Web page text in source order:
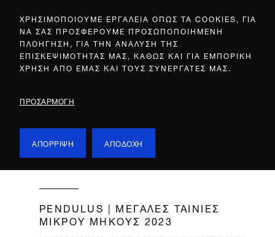
ΧΡΗΣΙΜΟΠΟΙΟΥΜΕ ΕΡΓΑΛΕΙΑ ΟΠΩΣ ΤΑ COOKIES, ΓΙΑ
ΝΑ ΣΑΣ ΠΡΟΣΦΕΡΟΥΜΕ ΠΡΟΣΩΠΟΠΟΙΗΜΕΝΗ
ΠΛΟΗΓΗΣΗ, ΓΙΑ ΤΗΝ ΑΝΑΛΥΣΗ ΤΗΣ
ΕΠΙΣΚΕΨΙΜΟΤΗΤΑΣ ΜΑΣ, ΚΑΘΩΣ ΚΑΙ ΓΙΑ ΕΜΠΟΡΙΚΗ
ΧΡΗΣΗ ΑΠΟ ΕΜΑΣ ΚΑΙ ΤΟΥΣ ΣΥΝΕΡΓΑΤΕΣ ΜΑΣ.
ΠΡΟΣΑΡΜΟΓΗ
ΑΠΟΡΡΙΨΗ ΑΠΟΔΟΧΗ
PENDULUS | ΜΕΓΑΛΕΣ ΤΑΙΝΙΕΣ
ΜΙΚΡΟΥ ΜΗΚΟΥΣ 2023